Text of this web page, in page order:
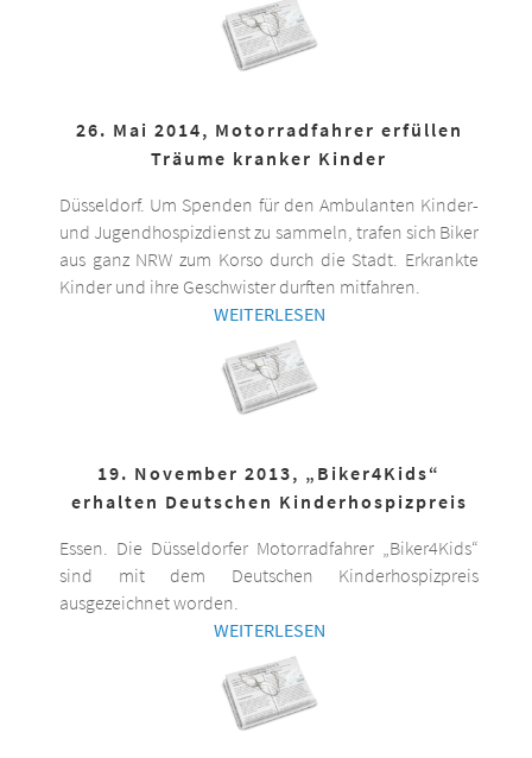
26. Mai 2014, Motorradfahrer erfüllen
Träume kranker Kinder
Düsseldorf. Um Spenden für den Ambulanten Kinder-
und Jugendhospizdienst zu sammeln, trafen sich Biker
aus ganz NRW zum Korso durch die Stadt. Erkrankte
Kinder und ihre Geschwister durften mitfahren.
WEITERLESEN
19. November 2013, „Biker4Kids“
erhalten Deutschen Kinderhospizpreis
Essen. Die Düsseldorfer Motorradfahrer „Biker4Kids“
sind mit dem Deutschen Kinderhospizpreis
ausgezeichnet worden.
WEITERLESEN